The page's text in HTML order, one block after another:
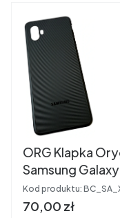
ORG Klapka
Samsung
Kod produktu:
Cena
70,00 zł